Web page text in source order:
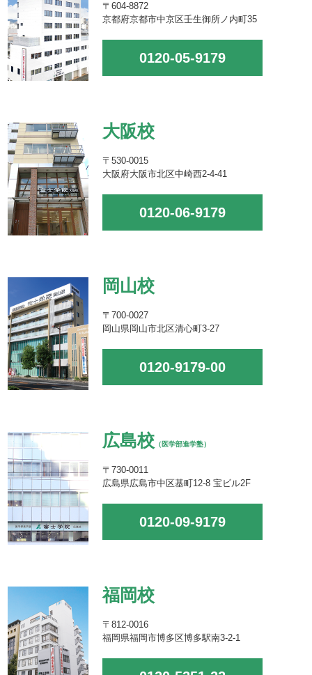
〒604-8872
京都府京都市中京区壬生御所ノ内町35
0120-05-9179
大阪校
〒530-0015
大阪府大阪市北区中崎西2-4-41
0120-06-9179
岡山校
〒700-0027
岡山県岡山市北区清心町3-27
0120-9179-00
広島校 （医学部進学塾）
〒730-0011
広島県広島市中区基町12-8 宝ビル2F
0120-09-9179
福岡校
〒812-0016
福岡県福岡市博多区博多駅南3-2-1